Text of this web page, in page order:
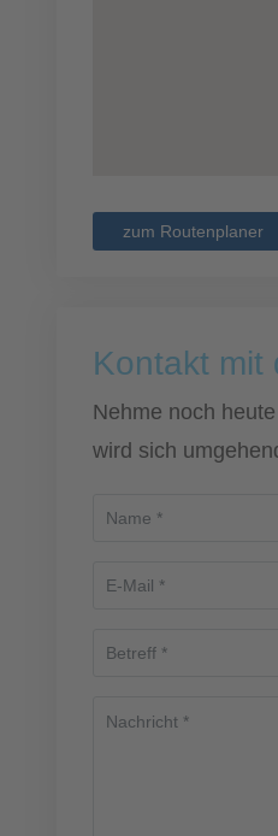
zum Routenplaner
Kontakt mit
Nehme noch
wird sich